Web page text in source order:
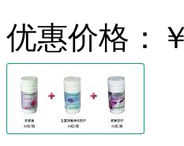
优惠价格：